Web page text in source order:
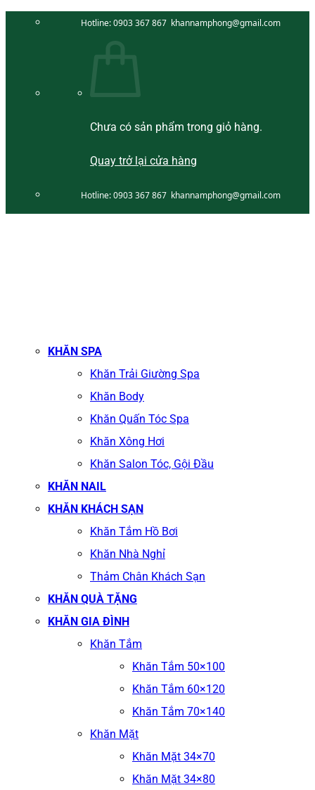
Hotline:0903 367 867 khannamphong@gmail.com
Chưa có sản phẩm trong giỏ hàng.
Quay trở lại cửa hàng
Hotline:0903 367 867 khannamphong@gmail.com
KHĂN SPA
Khăn Trải Giường Spa
Khăn Body
Khăn Quấn Tóc Spa
Khăn Xông Hơi
Khăn Salon Tóc, Gội Đầu
KHĂN NAIL
KHĂN KHÁCH SẠN
Khăn Tắm Hồ Bơi
Khăn Nhà Nghỉ
Thảm Chân Khách Sạn
KHĂN QUÀ TẶNG
KHĂN GIA ĐÌNH
Khăn Tắm
Khăn Tắm 50×100
Khăn Tắm 60×120
Khăn Tắm 70×140
Khăn Mặt
Khăn Mặt 34×70
Khăn Mặt 34×80